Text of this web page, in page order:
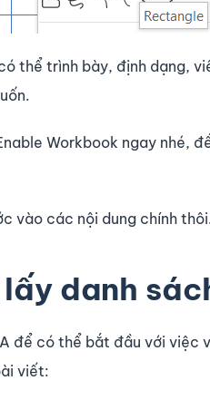
thể trình bày, định dạng,
Workbook ngay nhé,
vào các nội dung chính
danh
để có thể bắt đầu với việc
viết: